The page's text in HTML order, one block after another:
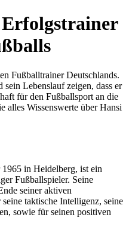
Fußballtrainer Deutschlands.
sein Lebenslauf zeigen, dass er
für den Fußballsport an die
alles Wissenswerte über Hansi
in Heidelberg, ist ein
Fußballspieler. Seine
seiner aktiven
taktische Intelligenz, seine
sowie für seinen positiven